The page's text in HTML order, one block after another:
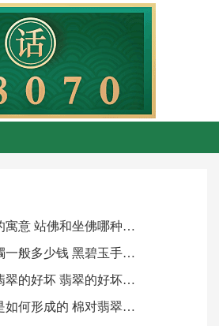
翡翠站佛的寓意 站佛和坐佛哪种好意义
黑碧玉手镯一般多少钱 黑碧玉手镯功效
怎么识别翡翠的好坏 翡翠的好坏怎样判别
翡翠的棉是如何形成的 棉对翡翠有什么影响